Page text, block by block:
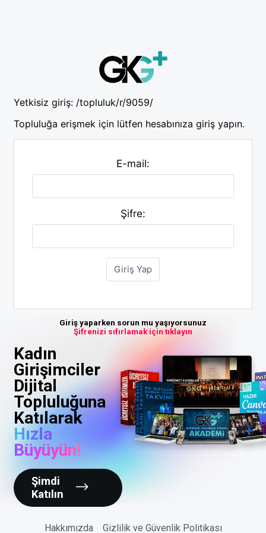
Yetkisiz giriş: /topluluk/r/9059/
Topluluğa erişmek için lütfen hesabınıza giriş yapın.
E-mail:
Şifre:
Giriş yaparken sorun mu yaşıyorsunuz
Şifrenizi sıfırlamak için tıklayın
Kadın
Girişimciler
Dijital
Topluluğuna
Katılarak
Hızla
Büyüyün!
Şimdi
Katılın
Hakkımızda Gizlilik ve Güvenlik Politikası